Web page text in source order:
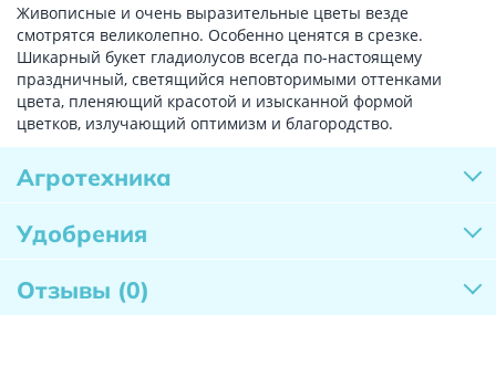
Живописные и очень выразительные цветы везде
смотрятся великолепно. Особенно ценятся в срезке.
Шикарный букет гладиолусов всегда по-настоящему
праздничный, светящийся неповторимыми оттенками
цвета, пленяющий красотой и изысканной формой
цветков, излучающий оптимизм и благородство.
Агротехника
Удобрения
Отзывы (0)